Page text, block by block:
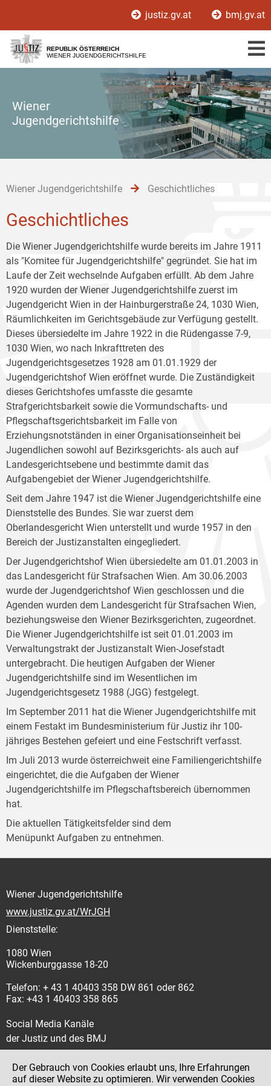
[1]
[2]
[3]
justiz.gv.at bmj.gv.at
REPUBLIK ÖSTERREICH
WIENER JUGENDGERICHTSHILFE
Wiener
Jugendgerichtshilfe
Wiener Jugendgerichtshilfe Geschichtliches
Geschichtliches
Die Wiener Jugendgerichtshilfe wurde bereits im Jahre 1911
als "Komitee für Jugendgerichtshilfe" gegründet. Sie hat im
Laufe der Zeit wechselnde Aufgaben erfüllt. Ab dem Jahre
1920 wurden der Wiener Jugendgerichtshilfe zuerst im
Jugendgericht Wien in der Hainburgerstraße 24, 1030 Wien,
Räumlichkeiten im Gerichtsgebäude zur Verfügung gestellt.
Dieses übersiedelte im Jahre 1922 in die Rüdengasse 7-9,
1030 Wien, wo nach Inkrafttreten des
Jugendgerichtsgesetzes 1928 am 01.01.1929 der
Jugendgerichtshof Wien eröffnet wurde. Die Zuständigkeit
dieses Gerichtshofes umfasste die gesamte
Strafgerichtsbarkeit sowie die Vormundschafts- und
Pflegschaftsgerichtsbarkeit im Falle von
Erziehungsnotständen in einer Organisationseinheit bei
Jugendlichen sowohl auf Bezirksgerichts- als auch auf
Landesgerichtsebene und bestimmte damit das
Aufgabengebiet der Wiener Jugendgerichtshilfe.
Seit dem Jahre 1947 ist die Wiener Jugendgerichtshilfe eine
Dienststelle des Bundes. Sie war zuerst dem
Oberlandesgericht Wien unterstellt und wurde 1957 in den
Bereich der Justizanstalten eingegliedert.
Der Jugendgerichtshof Wien übersiedelte am 01.01.2003 in
das Landesgericht für Strafsachen Wien. Am 30.06.2003
wurde der Jugendgerichtshof Wien geschlossen und die
Agenden wurden dem Landesgericht für Strafsachen Wien,
beziehungsweise den Wiener Bezirksgerichten, zugeordnet.
Die Wiener Jugendgerichtshilfe ist seit 01.01.2003 im
Verwaltungstrakt der Justizanstalt Wien-Josefstadt
untergebracht. Die heutigen Aufgaben der Wiener
Jugendgerichtshilfe sind im Wesentlichen im
Jugendgerichtsgesetz 1988 (JGG) festgelegt.
Im September 2011 hat die Wiener Jugendgerichtshilfe mit
einem Festakt im Bundesministerium für Justiz ihr 100-
jähriges Bestehen gefeiert und eine Festschrift verfasst.
Im Juli 2013 wurde österreichweit eine Familiengerichtshilfe
eingerichtet, die die Aufgaben der Wiener
Jugendgerichtshilfe im Pflegschaftsbereich übernommen
hat.
Die aktuellen Tätigkeitsfelder sind dem
Menüpunkt Aufgaben zu entnehmen.
Wiener Jugendgerichtshilfe
www.justiz.gv.at/WrJGH
Dienststelle:
1080 Wien
Wickenburggasse 18-20
Telefon: + 43 1 40403 358 DW 861 oder 862
Fax: +43 1 40403 358 865
Social Media Kanäle
der Justiz und des BMJ
Der Gebrauch von Cookies erlaubt uns, Ihre Erfahrungen
auf dieser Website zu optimieren. Wir verwenden Cookies